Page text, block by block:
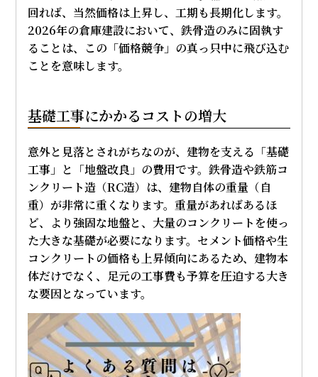
回れば、当然価格は上昇し、工期も長期化します。
2026年の倉庫建設において、鉄骨造のみに固執す
ることは、この「価格競争」の真っ只中に飛び込む
ことを意味します。
基礎工事にかかるコストの増大
意外と見落とされがちなのが、建物を支える「基礎
工事」と「地盤改良」の費用です。鉄骨造や鉄筋コ
ンクリート造（RC造）は、建物自体の重量（自
重）が非常に重くなります。重量があればあるほ
ど、より強固な地盤と、大量のコンクリートを使っ
た大きな基礎が必要になります。セメント価格や生
コンクリートの価格も上昇傾向にあるため、建物本
体だけでなく、足元の工事費も予算を圧迫する大き
な要因となっています。